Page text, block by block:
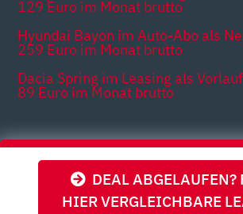
DEAL ABGELAUFEN?
HIER VERGLEICHBARE
129 Euro im Monat brutto
Hyundai Bayon im Auto-Abo als
259 Euro im Monat brutto
Dacia Spring im Leasing als
89 Euro im Monat brutto